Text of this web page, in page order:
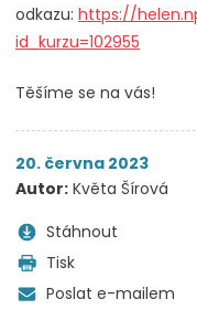
odkazu: https://
id_kurzu=102955
Těšíme se na vás!
20. června 2023
Autor: Květa Šírová
Stáhnout
Tisk
Poslat e-mailem